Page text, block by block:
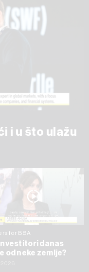
kojem trenutku
i u što ulažu
for BBA
danas
od neke zemlje?